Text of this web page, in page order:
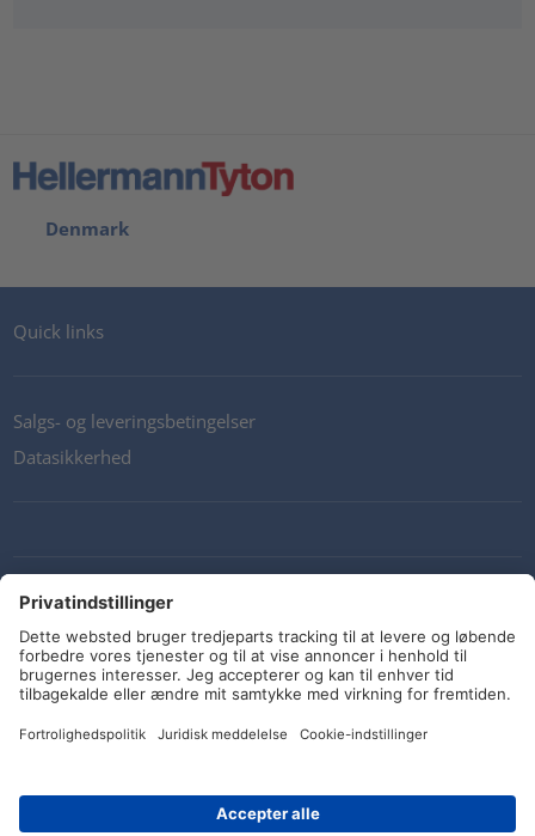
Denmark
Quick links
Salgs- og leveringsbetingelser
Datasikkerhed
Kontakt os
Retningslinjer og forpligtelser
Sociale medier